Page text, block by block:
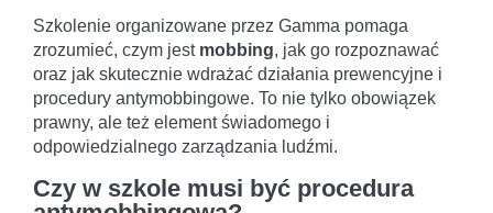
Szkolenie organizowane przez Gamma pomaga
zrozumieć, czym jest mobbing, jak go rozpoznawać
oraz jak skutecznie wdrażać działania prewencyjne i
procedury antymobbingowe. To nie tylko obowiązek
prawny, ale też element świadomego i
odpowiedzialnego zarządzania ludźmi.
Czy w szkole musi być procedura